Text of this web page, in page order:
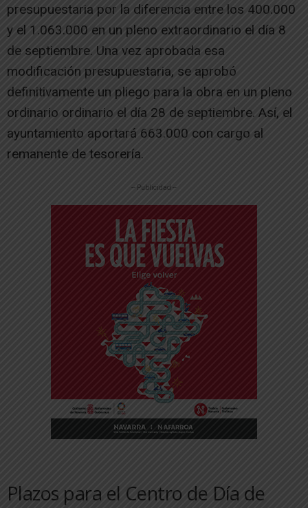
presupuestaria por la diferencia entre los 400.000
y el 1.063.000 en un pleno extraordinario el día 8
de septiembre. Una vez aprobada esa
modificación presupuestaria, se aprobó
definitivamente un pliego para la obra en un pleno
ordinario ordinario el día 28 de septiembre. Así, el
ayuntamiento aportará 663.000 con cargo al
remanente de tesorería.
-- Publicidad --
Plazos para el Centro de Día de